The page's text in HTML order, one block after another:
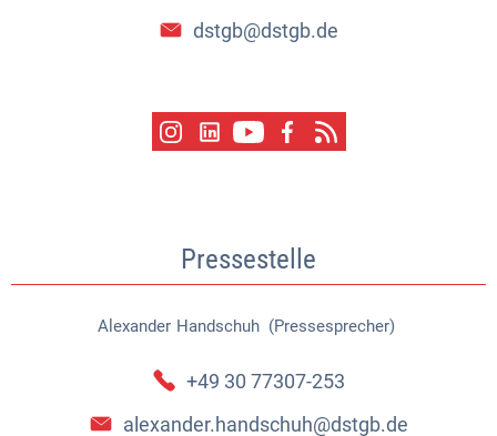
dstgb@dstgb.de
Pressestelle
Alexander Handschuh (Pressesprecher)
Alexander Handschuh
+49 30 77307-253
alexander.handschuh@dstgb.de